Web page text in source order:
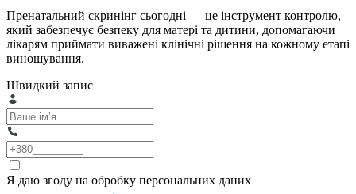
Пренатальний скринінг сьогодні — це інструмент контролю,
який забезпечує безпеку для матері та дитини, допомагаючи
лікарям приймати виважені клінічні рішення на кожному етапі
виношування.
Швидкий запис
Я даю згоду на обробку персональних даних